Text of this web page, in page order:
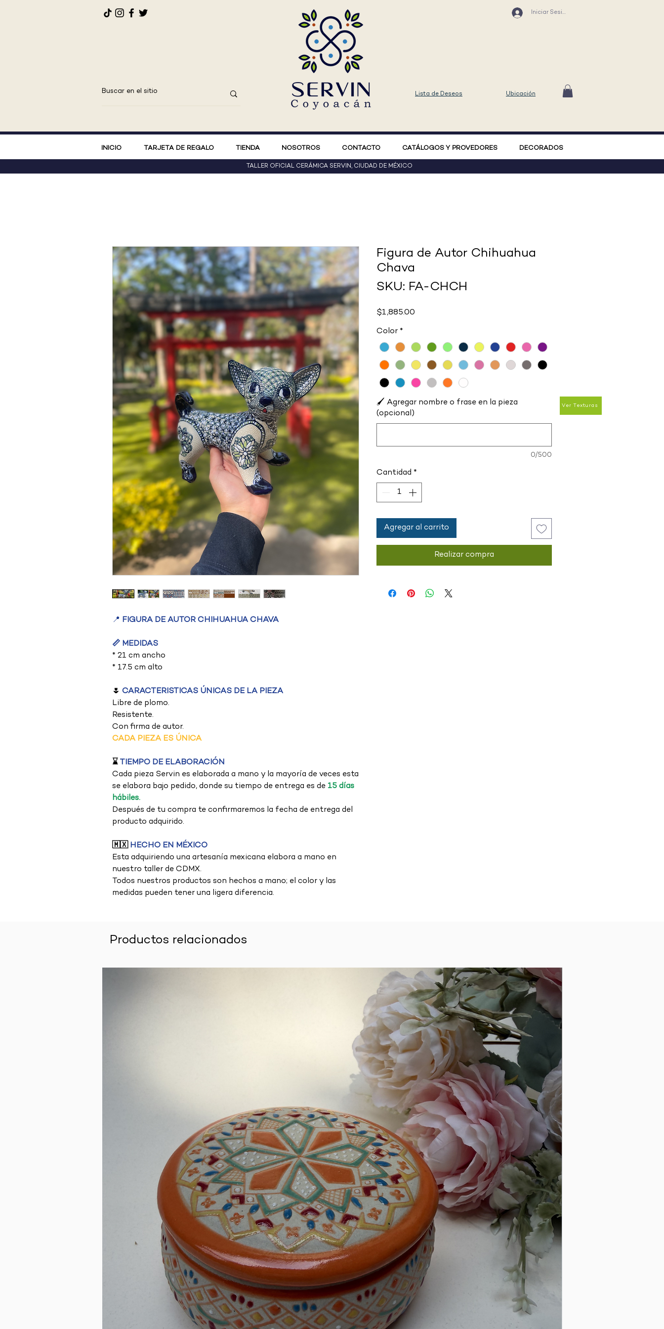
Iniciar Sesión
Lista de Deseos Ubicación
INICIO TARJETA DE REGALO TIENDA NOSOTROS CONTACTO CATÁLOGOS Y PROVEDORES DECORADOS
TALLER OFICIAL CERÁMICA SERVIN, CIUDAD DE MÉXICO
📍 FIGURA DE AUTOR CHIHUAHUA CHAVA
📏 MEDIDAS
* 21 cm ancho
* 17.5 cm alto
🌷 CARACTERISTICAS ÚNICAS DE LA PIEZA
Libre de plomo.
Resistente.
Con firma de autor.
CADA PIEZA ES ÚNICA
⌛ TIEMPO DE ELABORACIÓN
Cada pieza Servin es elaborada a mano y la mayoría de veces esta
se elabora bajo pedido, donde su tiempo de entrega es de 15 días
hábiles.
Después de tu compra te confirmaremos la fecha de entrega del
producto adquirido.
🇲🇽 HECHO EN MÉXICO
Esta adquiriendo una artesanía mexicana elabora a mano en
nuestro taller de CDMX.
Todos nuestros productos son hechos a mano; el color y las
medidas pueden tener una ligera diferencia.
Figura de Autor Chihuahua
Chava
SKU: FA-CHCH
$1,885.00
Color *
🖌️ Agregar nombre o frase en la pieza
(opcional)
0/500
Cantidad *
Agregar al carrito
Realizar compra
Ver Texturas
Productos relacionados